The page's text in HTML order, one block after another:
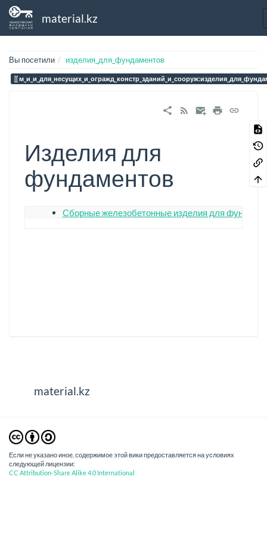
material.kz
Вы посетили изделия_для_фундаментов
Изделия для
фундаментов
Сборные железобетонные изделия для
material.kz
Если не указано иное, содержимое этой вики предоставляется на условиях
следующей лицензии:
CC Attribution-Share Alike 4.0 International